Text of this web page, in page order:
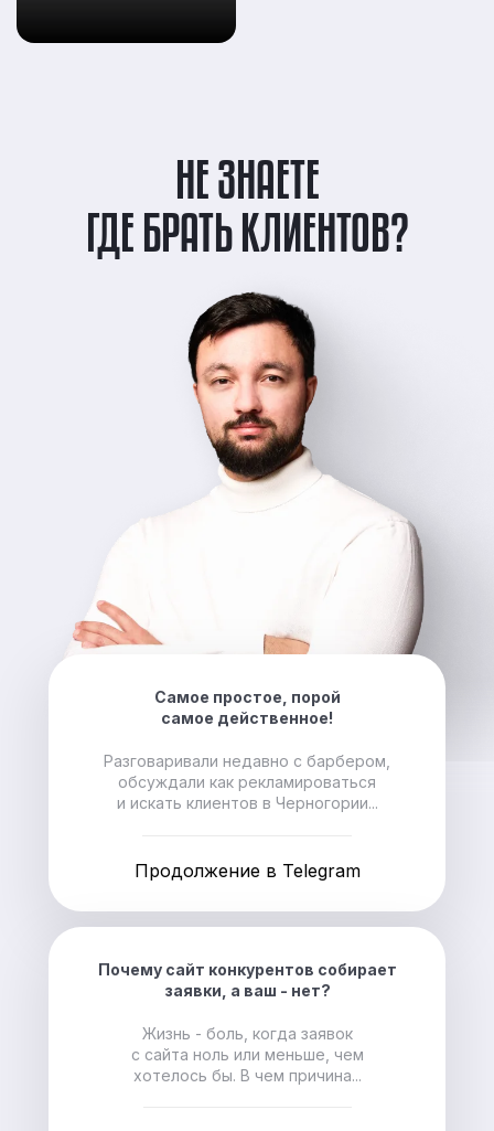
ГДЕ БРАТЬ КЛИЕНТОВ?
НЕ ЗНАЕТЕ
Самое простое, порой
самое действенное!
Разговаривали недавно с барбером,
обсуждали как рекламироваться
и искать клиентов в Черногории...
Продолжение в Telegram
Почему сайт конкурентов собирает
заявки, а ваш - нет?
Жизнь - боль, когда заявок
с сайта ноль или меньше, чем
хотелось бы. В чем причина...